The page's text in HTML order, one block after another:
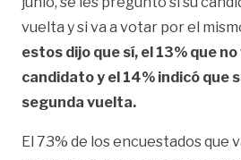
vuelta y si va a votar por el
estos dijo que sí, el 13% que
candidato y el 14% indicó que
segunda vuelta.
El 73% de los encuestados que